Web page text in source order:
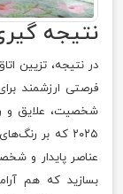
نتیجه
در نتیجه، تزیین
فرصتی ارزشمند
شخصیت، علایق و
۲۰۲۵ که بر
عناصر پایدار و
بسازید که هم